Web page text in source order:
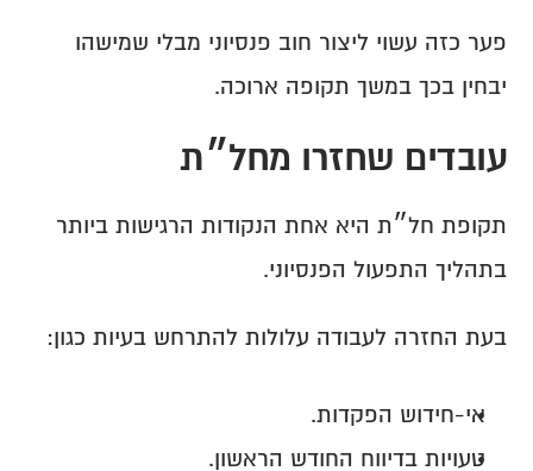
יבחין בכך במשך תקופה ארוכה.
עובדים שחזרו מחל״ת
בתהליך התפעול הפנסיוני.
בעת החזרה לעבודה עלולות להתרחש בעיות כגון:
אי-חידוש הפקדות.
טעויות בדיווח החודש הראשון.